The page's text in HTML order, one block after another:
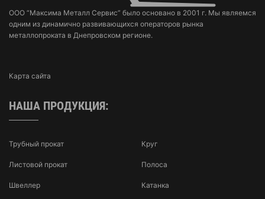
ООО “Максима Металл Сервис” было основано в 2001 г. Мы являемся
одним из динамично развивающихся операторов рынка
металлопроката в Днепровском регионе.
Карта сайта
НАША ПРОДУКЦИЯ:
Трубный прокат
Листовой прокат
Швеллер
Круг
Полоса
Катанка